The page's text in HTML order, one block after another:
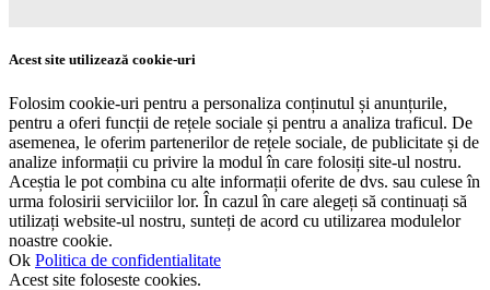
Acest site utilizează cookie-uri
Folosim cookie-uri pentru a personaliza conținutul și anunțurile,
pentru a oferi funcții de rețele sociale și pentru a analiza traficul. De
asemenea, le oferim partenerilor de rețele sociale, de publicitate și de
analize informații cu privire la modul în care folosiți site-ul nostru.
Aceștia le pot combina cu alte informații oferite de dvs. sau culese în
urma folosirii serviciilor lor. În cazul în care alegeți să continuați să
utilizați website-ul nostru, sunteți de acord cu utilizarea modulelor
noastre cookie.
Ok Politica de confidentialitate
Acest site foloseste cookies.